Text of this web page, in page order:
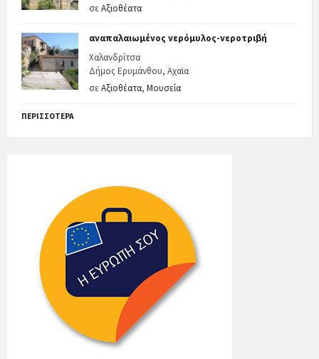
σεΑξιοθέατα
αναπαλαιωμένος νερόμυλος-νεροτριβή
Χαλανδρίτσα
Δήμος Ερυμάνθου, Αχαϊα
σεΑξιοθέατα, Μουσεία
ΠΕΡΙΣΣΌΤΕΡΑ